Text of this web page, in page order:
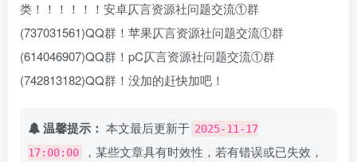
类！！！！！！安卓仄言资源社问题交流①群
(737031561)QQ群！苹果仄言资源社问题交流①群
(614046907)QQ群！pC仄言资源社问题交流①群
(742813182)QQ群！没加的赶快加吧！
温馨提示： 本文最后更新于 2025-11-17
17:00:00
，某些文章具有时效性，若有错误或已失效，